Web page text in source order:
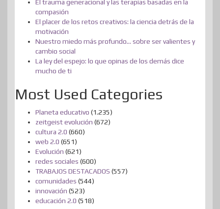
El trauma generacional y las terapias basadas en la
compasión
El placer de los retos creativos: la ciencia detrás de la
motivación
Nuestro miedo más profundo… sobre ser valientes y
cambio social
La ley del espejo: lo que opinas de los demás dice
mucho de ti
Most Used Categories
Planeta educativo (1.235)
zeitgeist evolución (672)
cultura 2.0 (660)
web 2.0 (651)
Evolución (621)
redes sociales (600)
TRABAJOS DESTACADOS (557)
comunidades (544)
innovación (523)
educación 2.0 (518)